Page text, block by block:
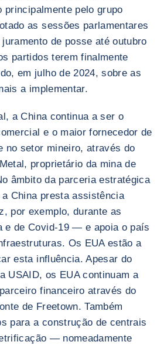
principalmente pelo grupo
as sessões parlamentares
de posse até outubro
partidos terem finalmente
em julho de 2024, sobre as
a implementar.
a China continua a ser o
e o maior fornecedor de
no setor mineiro, através do
proprietário da mina de
âmbito da parceria estratégica
China presta assistência
por exemplo, durante as
e de Covid-19 — e apoia o país
Os EUA estão a
esta influência. Apesar do
USAID, os EUA continuam a
financeiro através do
de Freetown. Também
para a construção de centrais
— nomeadamente